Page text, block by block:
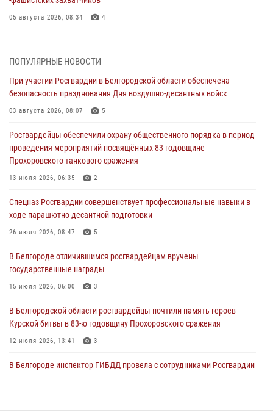
05 августа 2026, 08:34 4
Росгвардейцы спасли раненого при атаке FPV-дрона ВСУ жителя
белгородского приграничья
За неделю белгородские росгвардейцы пресекли свыше 130
правонарушений
04 августа 2026, 06:03
Сотрудники Росгвардии задержали подозреваемую в краже
товаров из гипермаркета в Белгороде
03 августа 2026, 13:29
«Я расскажу вам о Герое»: история подполковника милиции в
отставке Виктора Хайрулика (видео)
03 августа 2026, 10:37
ПОПУЛЯРНЫЕ НОВОСТИ
При участии Росгвардии в Белгородской области обеспечена
безопасность празднования Дня воздушно-десантных войск
03 августа 2026, 08:07 5
Росгвардейцы обеспечили охрану общественного порядка в период
проведения мероприятий посвящённых 83 годовщине
Прохоровского танкового сражения
13 июля 2026, 06:35 2
Спецназ Росгвардии совершенствует профессиональные навыки в
ходе парашютно-десантной подготовки
26 июля 2026, 08:47 5
В Белгороде отличившимся росгвардейцам вручены
государственные награды
15 июля 2026, 06:00 3
В Белгородской области росгвардейцы почтили память героев
Курской битвы в 83-ю годовщину Прохоровского сражения
12 июля 2026, 13:41 3
В Белгороде инспектор ГИБДД провела с сотрудниками Росгвардии